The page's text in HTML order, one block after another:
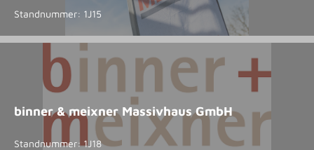
Standnummer: 1J15
binner & meixner Massivhaus GmbH
Standnummer: 1J18